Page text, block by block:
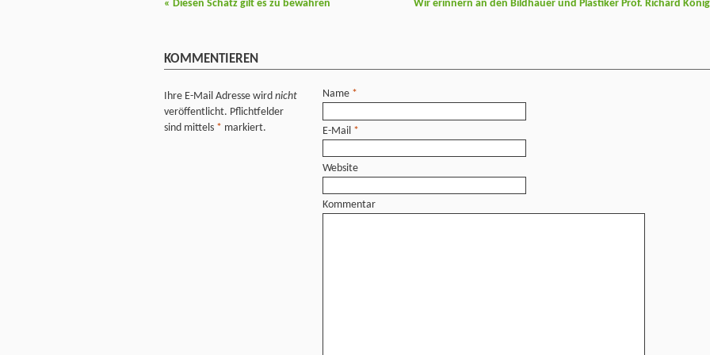
« Diesen Schatz gilt es zu bewahren Wir erinnern an den Bildhauer und Plastiker Prof. Richard
KOMMENTIEREN
Ihre E-Mail Adresse wird nicht
veröffentlicht. Pflichtfelder
sind mittels * markiert.
Name *
E-Mail *
Website
Kommentar